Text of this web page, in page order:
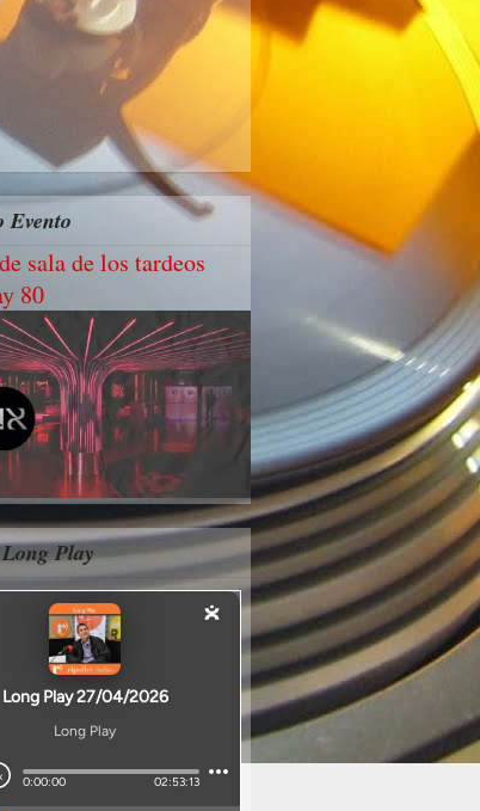
Evento
sala de los tardeos
80
Play